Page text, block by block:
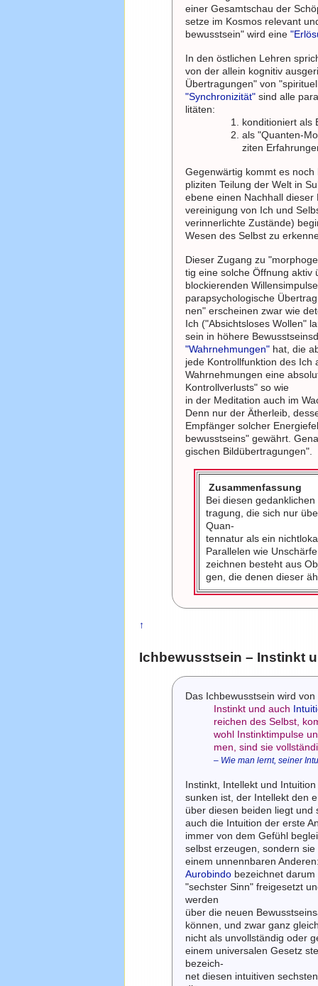
einer Gesamtschau der
setze im Kosmos relevant
bewusstsein" wird eine
In den östlichen Lehren
von der allein kognitiv
Übertragungen" von
"Synchronizität" sind alle
litäten:
konditioniert als
als "Quanten-
ziten
Gegenwärtig kommt es
pliziten Teilung der Welt in
ebene einen Nachhall
vereinigung von Ich und
verinnerlichte Zustände)
Wesen des Selbst zu
Dieser Zugang zu
tig eine solche Öffnung aktiv
blockierenden
parapsychologische
nen" erscheinen zwar wie
Ich ("Absichtsloses Wollen"
sein in höhere
"Wahrnehmungen" hat, die
jede Kontrollfunktion des Ich
Wahrnehmungen eine
Kontrollverlusts" so wie
in der Meditation auch im
Denn nur der Ätherleib,
Empfänger solcher
bewusstseins" gewährt.
gischen Bildübertragungen".
Zusammenfassung
Bei diesen
tragung, die sich nur
Quan-
tennatur als ein
Parallelen wie
zeichnen besteht aus
gen, die denen dieser
↑
Ichbewusstsein – Instinkt
Das Ichbewusstsein wird
Instinkt und auch
reichen des Selbst,
wohl Instinktimpulse
men, sind sie
– Wie man lernt, seiner
Instinkt, Intellekt und
sunken ist, der Intellekt den
über diesen beiden liegt und
auch die Intuition der erste
immer von dem Gefühl
selbst erzeugen, sondern
einem unnennbaren
Aurobindo bezeichnet
"sechster Sinn" freigesetzt
werden
über die neuen
können, und zwar ganz
nicht als unvollständig oder
einem universalen Gesetz
bezeich-
net diesen intuitiven